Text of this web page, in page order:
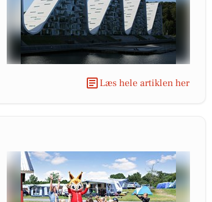
Læs hele artiklen her